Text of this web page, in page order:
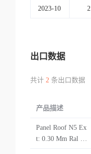
2023-10 2
出口数据
共计 2条出口数据
产品描述
Panel Roof N5 Ex
t: 0.30 Mm Ral 90